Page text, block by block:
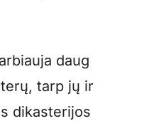
daug
tarp jų ir
dikasterijos